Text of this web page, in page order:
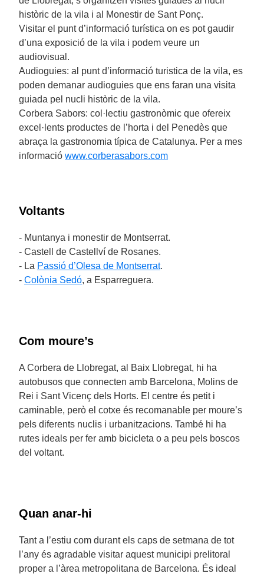
històric de la vila i al Monestir de Sant Ponç.
Visitar el punt d’informació turística on es pot gaudir
d’una exposició de la vila i podem veure un
audiovisual.
Audioguies: al punt d’informació turistica de la vila, es
poden demanar audioguies que ens faran una visita
guiada pel nucli històric de la vila.
Corbera Sabors: col·lectiu gastronòmic que ofereix
excel·lents productes de l’horta i del Penedès que
abraça la gastronomia típica de Catalunya. Per a mes
informació www.corberasabors.com
Voltants
- Muntanya i monestir de Montserrat.
- Castell de Castellví de Rosanes.
- La Passió d’Olesa de Montserrat.
- Colònia Sedó, a Esparreguera.
Com moure’s
A Corbera de Llobregat, al Baix Llobregat, hi ha
autobusos que connecten amb Barcelona, Molins de
Rei i Sant Vicenç dels Horts. El centre és petit i
caminable, però el cotxe és recomanable per moure’s
pels diferents nuclis i urbanitzacions. També hi ha
rutes ideals per fer amb bicicleta o a peu pels boscos
del voltant.
Quan anar-hi
Tant a l’estiu com durant els caps de setmana de tot
l’any és agradable visitar aquest municipi prelitoral
proper a l’àrea metropolitana de Barcelona. És ideal